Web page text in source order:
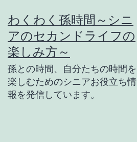
ン
テ
ン
ツ
へ
わくわく孫時間～シニ
アのセカンドライフの
楽しみ方～
孫との時間、自分たちの時間を
楽しむためのシニアお役立ち情
報を発信しています。